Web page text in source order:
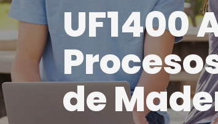
UF1400
de